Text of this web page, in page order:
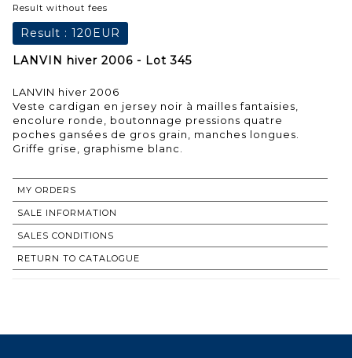
Result without fees
Result : 120EUR
LANVIN hiver 2006 - Lot 345
LANVIN hiver 2006
Veste cardigan en jersey noir à mailles fantaisies,
encolure ronde, boutonnage pressions quatre
poches gansées de gros grain, manches longues.
Griffe grise, graphisme blanc.
MY ORDERS
SALE INFORMATION
SALES CONDITIONS
RETURN TO CATALOGUE